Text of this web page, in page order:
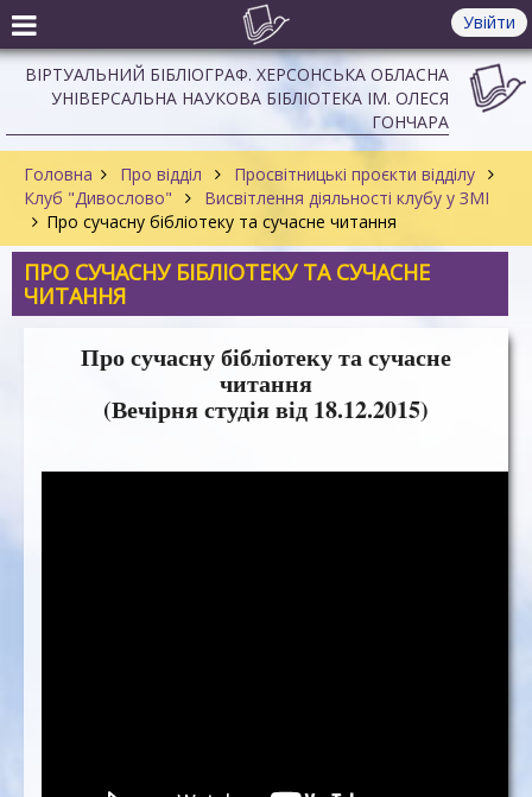
Увійти
ВІРТУАЛЬНИЙ БІБЛІОГРАФ. ХЕРСОНСЬКА ОБЛАСНА
УНІВЕРСАЛЬНА НАУКОВА БІБЛІОТЕКА ІМ. ОЛЕСЯ
ГОНЧАРА
Головна Про відділ
Просвітницькі проєкти відділу
Клуб "Дивослово"
Висвітлення діяльності клубу у ЗМІ
Про сучасну бібліотеку та сучасне читання
ПРО СУЧАСНУ БІБЛІОТЕКУ ТА СУЧАСНЕ
ЧИТАННЯ
Про сучасну бібліотеку та сучасне
читання
(Вечірня студія від 18.12.2015)